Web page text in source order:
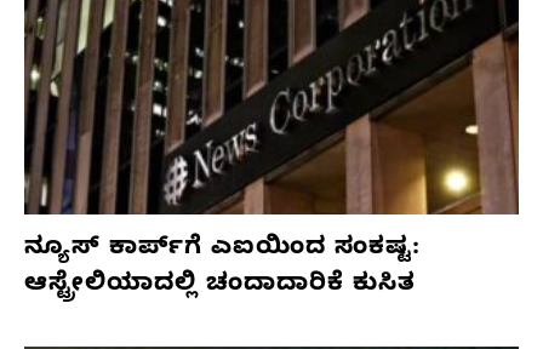
ನ್ಯೂಸ್ ಕಾರ್ಪ್‌ಗೆ ಎಐಯಿಂದ ಸಂಕಷ್ಟ:
ಆಸ್ಟ್ರೇಲಿಯಾದಲ್ಲಿ ಚಂದಾದಾರಿಕೆ ಕುಸಿತ